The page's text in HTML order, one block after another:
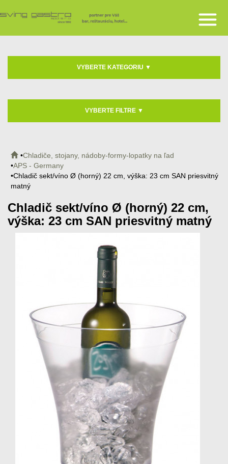
VYBERTE KATEGORIU ▼
VYBERTE FILTRE ▼
Chladiče, stojany, nádoby-formy-lopatky na ľad
APS - Germany
Chladič sekt/víno Ø (horný) 22 cm, výška: 23 cm SAN priesvitný
matný
Chladič sekt/víno Ø (horný) 22 cm,
výška: 23 cm SAN priesvitný matný